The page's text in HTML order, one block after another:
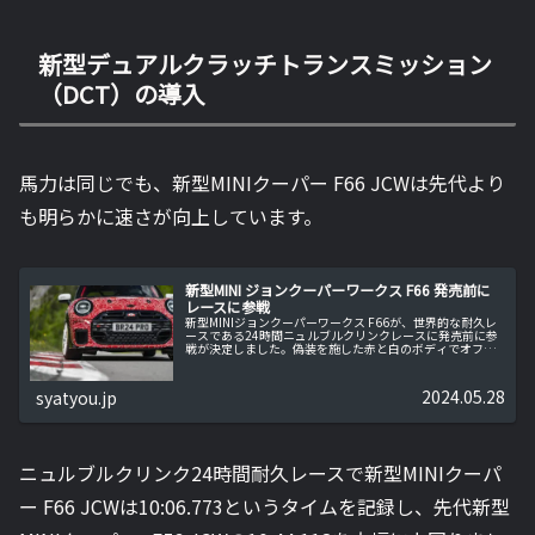
新型デュアルクラッチトランスミッション
（DCT）の導入
馬力は同じでも、新型MINIクーパー F66 JCWは先代より
も明らかに速さが向上しています。
新型MINI ジョンクーパーワークス F66 発売前に
レースに参戦
新型MINIジョンクーパーワークス F66が、世界的な耐久レ
ースである24時間ニュルブルクリンクレースに発売前に参
戦が決定しました。偽装を施した赤と白のボディでオフィ
syatyou.jp 2024.05.28
ニュルブルクリンク24時間耐久レースで新型MINIクーパ
ー F66 JCWは10:06.773というタイムを記録し、先代新型